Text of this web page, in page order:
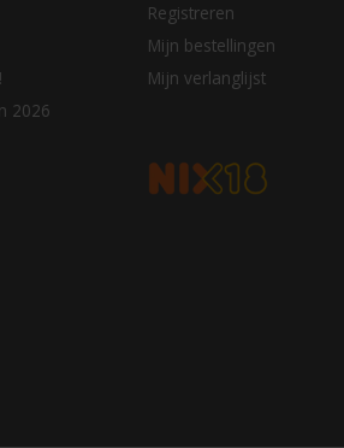
2026
Registreren
Mijn bestellingen
Mijn verlanglijst